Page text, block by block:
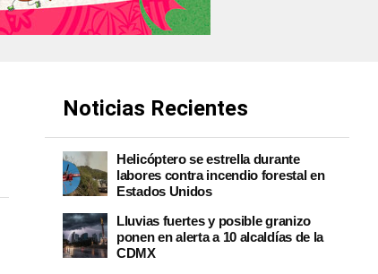
Noticias Recientes
Helicóptero se estrella durante
labores contra incendio forestal en
Estados Unidos
Lluvias fuertes y posible granizo
ponen en alerta a 10 alcaldías de la
CDMX